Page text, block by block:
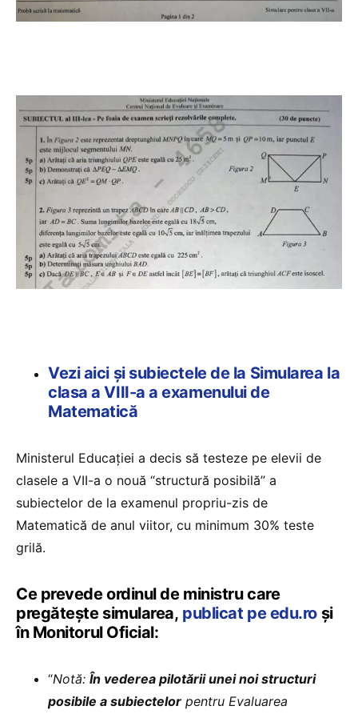
Vezi aici și subiectele de la Simularea la
clasa a VIII-a a examenului de
Matematică
Ministerul Educației a decis să testeze pe elevii de
clasele a VII-a o nouă “structură posibilă” a
subiectelor de la examenul propriu-zis de
Matematică de anul viitor, cu minimum 30% teste
grilă.
Ce prevede ordinul de ministru care
pregătește simularea, publicat pe edu.ro și
în Monitorul Oficial:
“Notă: În vederea pilotării unei noi structuri
posibile a subiectelor pentru Evaluarea